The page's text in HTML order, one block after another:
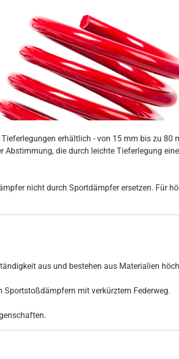
erhältlich - von 15 mm bis zu
die durch leichte Tieferlegung
nicht durch Sportdämpfer ersetzen. Für
aus und bestehen aus Materialien
Sportstoßdämpfern mit verkürztem Federweg.